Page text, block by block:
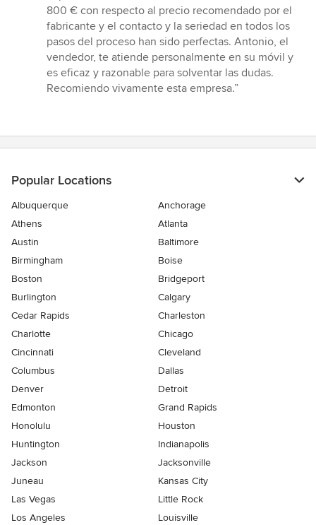
out
of
5
stars
800 € con respecto al precio recomendado por el
fabricante y el contacto y la seriedad en todos los
pasos del proceso han sido perfectas. Antonio, el
vendedor, te atiende personalmente en su móvil y
es eficaz y razonable para solventar las dudas.
Recomiendo vivamente esta empresa.”
Popular Locations
Albuquerque
Anchorage
Athens
Atlanta
Austin
Baltimore
Birmingham
Boise
Boston
Bridgeport
Burlington
Calgary
Cedar Rapids
Charleston
Charlotte
Chicago
Cincinnati
Cleveland
Columbus
Dallas
Denver
Detroit
Edmonton
Grand Rapids
Honolulu
Houston
Huntington
Indianapolis
Jackson
Jacksonville
Juneau
Kansas City
Las Vegas
Little Rock
Los Angeles
Louisville